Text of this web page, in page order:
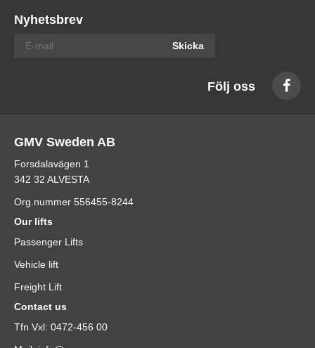
Nyhetsbrev
Skicka
Följ oss
GMV Sweden AB
Forsdalavägen 1
342 32 ALVESTA
Org.nummer 556455-8244
Our lifts
Passenger Lifts
Vehicle lift
Freight Lift
Contact us
Tfn Vxl: 0472-456 00